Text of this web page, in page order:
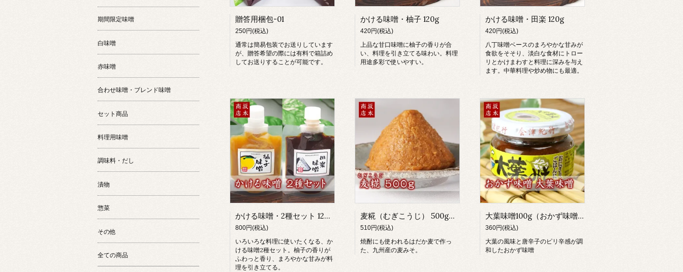
贈答用梱包-01
250円(税込)
通常は簡易包装でお送りしています
が、贈答希望の際には有料で箱詰め
してお送りすることが可能です。
かける味噌・柚子 120g
420円(税込)
上品な甘口味噌に柚子の香りが合
い、料理を引き立てる味わい。料理
用途多彩で使いやすい。
かける味噌・田楽 120g
420円(税込)
八丁味噌ベースのまろやかな甘みが
食欲をそそり、淡白な食材にトロー
リとかけまわすと料理に深みを与え
ます。中華料理や炒め物にも最適。
かける味噌・2種セット 120g×2
800円(税込)
いろいろな料理に使いたくなる、か
ける味噌2種セット。柚子の香りが
ふわっと香り、まろやかな甘みが料
理を引き立てる。
麦糀（むぎこうじ） 500g（赤味噌/粒味噌/甘口味噌/麦麹）
510円(税込)
焼酎にも使われるはだか麦で作っ
た、九州産の麦みそ。
大葉味噌100g（おかず味噌）
360円(税込)
大葉の風味と唐辛子のピリ辛感が調
和したおかず味噌
期間限定味噌
白味噌
赤味噌
合わせ味噌・ブレンド味噌
セット商品
料理用味噌
調味料・だし
漬物
惣菜
その他
全ての商品